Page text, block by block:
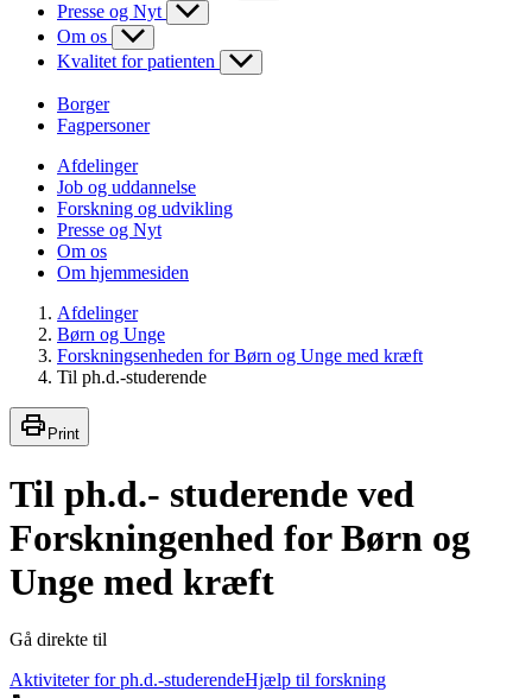
Presse og Nyt
Om os
Kvalitet for patienten
Borger
Fagpersoner
Afdelinger
Job og uddannelse
Forskning og udvikling
Presse og Nyt
Om os
Om hjemmesiden
Afdelinger
Børn og Unge
Forskningsenheden for Børn og Unge med kræft
Til ph.d.-studerende
Print
Til ph.d.- studerende ved
Forskningenhed for Børn og
Unge med kræft
Gå direkte til
Aktiviteter for ph.d.-studerendeHjælp til forskning